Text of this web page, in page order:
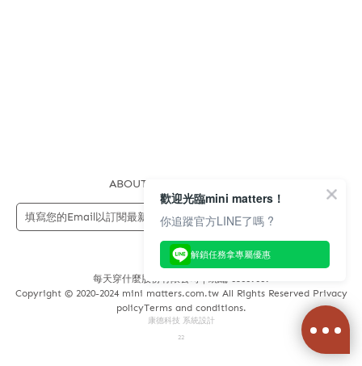
ABOUT US
每天穿什麼股份有限公司 | 統編 83689089
Copyright © 2020-2024 mini matters.com.tw All Rights Reserved Privacy
policyTerms and conditions.
康德科技 系統設計
22
歡迎光臨mini matters！
你追蹤官方LINE了嗎 ?
解鎖任務拿專屬優惠